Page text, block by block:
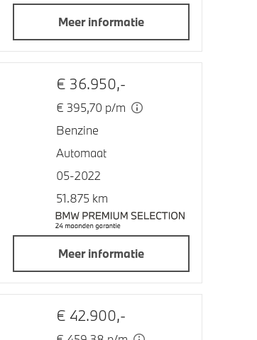
Meer informatie
€ 36.950,-
€ 395,70 p/m
Benzine
Automaat
05-2022
51.875 km
Meer informatie
€ 42.900,-